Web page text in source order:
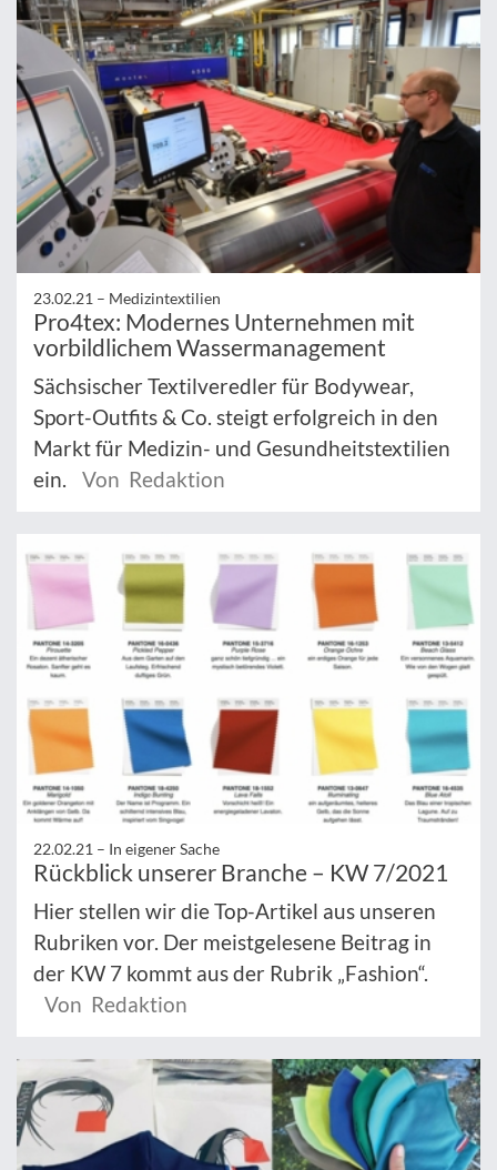
23.02.21 – Medizintextilien
Pro4tex: Modernes Unternehmen mit
vorbildlichem Wassermanagement
Sächsischer Textilveredler für Bodywear,
Sport-Outfits & Co. steigt erfolgreich in den
Markt für Medizin- und Gesundheitstextilien
ein.
Von Redaktion
22.02.21 – In eigener Sache
Rückblick unserer Branche – KW 7/2021
Hier stellen wir die Top-Artikel aus unseren
Rubriken vor. Der meistgelesene Beitrag in
der KW 7 kommt aus der Rubrik „Fashion“.
Von Redaktion